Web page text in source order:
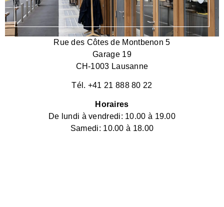
Rue des Côtes de Montbenon 5
Garage 19
CH-1003 Lausanne
Tél. +41 21 888 80 22
Horaires
De lundi à vendredi: 10.00 à 19.00
Samedi: 10.00 à 18.00